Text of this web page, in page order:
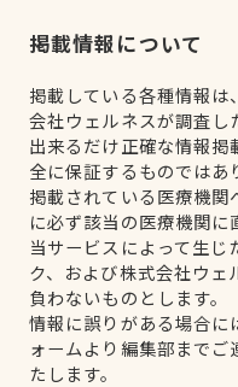
掲載情報について
掲載している各種情報
会社ウェルネスが調査し
出来るだけ正確な情報
全に保証するものではあ
掲載されている医療機
に必ず該当の医療機関に
当サービスによって生じ
ク、および株式会社ウ
負わないものとします。
情報に誤りがある場合に
ォームより編集部まで
たします。